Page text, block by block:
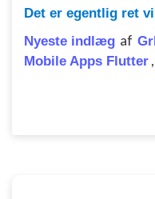
Det er egentlig ret
Nyeste indlæg af
Mobile Apps Flutter ,